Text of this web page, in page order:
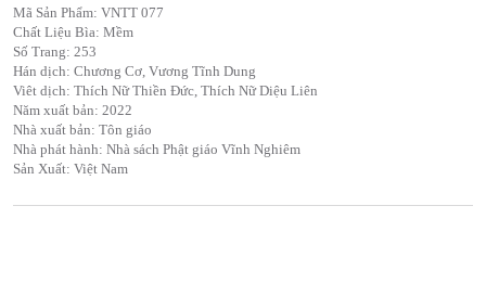
Mã Sản Phẩm: VNTT 077
Chất Liệu Bìa: Mềm
Số Trang: 253
Hán dịch: Chương Cơ, Vương Tĩnh Dung
Viêt dịch: Thích Nữ Thiền Đức, Thích Nữ Diệu Liên
Năm xuất bản: 2022
Nhà xuất bản: Tôn giáo
Nhà phát hành: Nhà sách Phật giáo Vĩnh Nghiêm
Sản Xuất: Việt Nam